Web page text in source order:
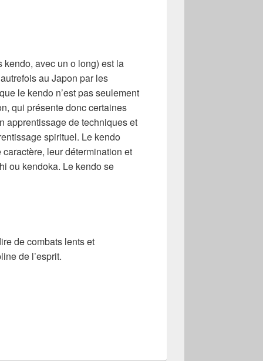
avec un o long) est la
au Japon par les
le kendo n’est pas seulement
qui présente donc certaines
apprentissage de techniques et
spirituel. Le kendo
leur détermination et
ou kendoka. Le kendo se
de combats lents et
de l’esprit.